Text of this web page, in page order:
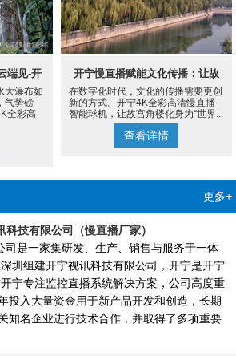
端见-开
大瀑布如
气势磅
全彩高
开宁慢直播赋能文化传播：让故
宫角楼成为世界的文化客厅
在数字化时代，文化的传播需要更创
新的方式。开宁4K全彩高清慢直播
智能球机，让故宫角楼化身为“世界...
查看详情
更多+
科技有限公司（慢直播厂家）
司是一家集研发、生产、销售与服务于一体
圳组建开宁视讯科技有限公司，开宁是开宁
宁专注监控直播系统解决方案，公司高度重
投入大量资金用于新产品开发和创造，长期
知名企业进行技术合作，并取得了多项重要